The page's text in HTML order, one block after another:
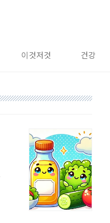
이것저것 건강